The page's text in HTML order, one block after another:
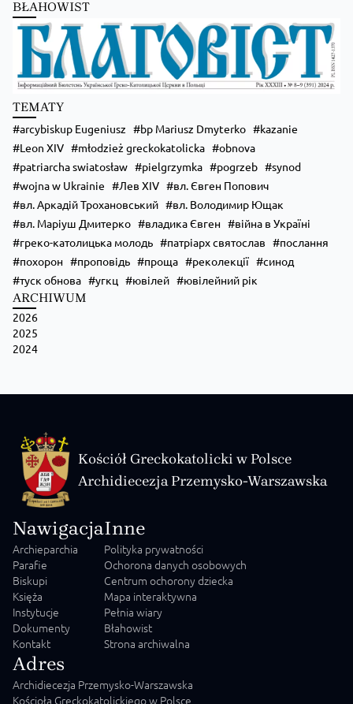
✨ Хочеш не просто проводити час, а зростати у вірі, відкривати свої
таланти та навчитися надихати інших?
Запрошуємо тебе до Школи Християнського Аніматора (ШХА) —
місця, де формується нове покоління християнських лідерів.
💙 На тебе чекає:
• формація, яка допоможе зміцнити віру;
• практичні навички для організації зустрічей, т
... Zobacz więcej
BŁAHOWIST
TEMATY
arcybiskup Eugeniusz bp Mariusz Dmyterko
kazanie
Leon XIV
młodzież greckokatolicka
obnova
patriarcha swiatosław
pielgrzymka pogrzeb
synod
wojna w Ukrainie
Лев XIV
вл. Євген Попович
вл. Аркадій Трохановський
вл. Володимир Ющак
вл. Маріуш Дмитерко
владика Євген
війна в Україні
греко-католицька молодь
патріарх святослав
послання
похорон
проповідь проща реколекції
синод
туск обнова
угкц ювілей ювілейний рік
ARCHIWUM
2026
2025
2024
Kościół Greckokatolicki w Polsce
Archidiecezja Przemysko-Warszawska
Nawigacja
Archieparchia
Parafie
Biskupi
Księża
Instytucje
Dokumenty
Kontakt
Inne
Polityka prywatności
Ochorona danych osobowych
Centrum ochorony dziecka
Mapa interaktywna
Pełnia wiary
Błahowist
Strona archiwalna
Adres
Archidiecezja Przemysko-Warszawska
Kościoła Greckokatolickiego w Polsce